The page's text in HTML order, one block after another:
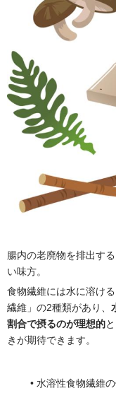
腸内の老廃物を排出す
い味方。
食物繊維には水に溶け
繊維」の2種類があり、
割合で摂るのが理想的
きが期待できます。
水溶性食物繊維